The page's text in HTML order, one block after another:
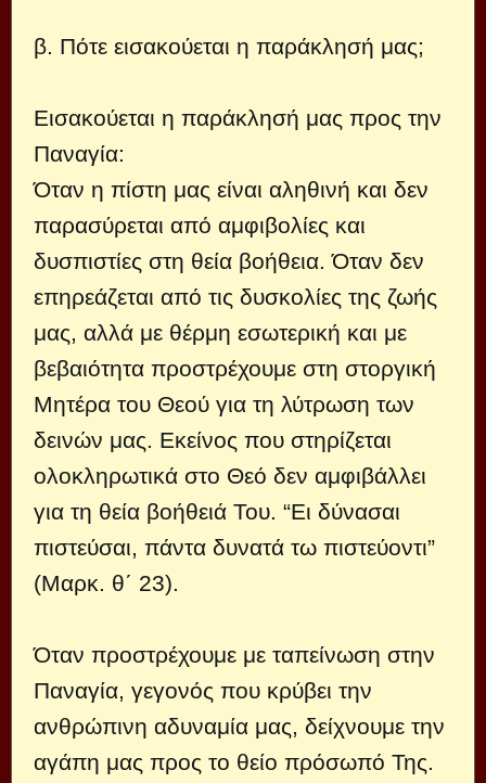
β. Πότε εισακούεται η παράκλησή μας;
Εισακούεται η παράκλησή μας προς την
Παναγία:
Όταν η πίστη μας είναι αληθινή και δεν
παρασύρεται από αμφιβολίες και
δυσπιστίες στη θεία βοήθεια. Όταν δεν
επηρεάζεται από τις δυσκολίες της ζωής
μας, αλλά με θέρμη εσωτερική και με
βεβαιότητα προστρέχουμε στη στοργική
Μητέρα του Θεού για τη λύτρωση των
δεινών μας. Εκείνος που στηρίζεται
ολοκληρωτικά στο Θεό δεν αμφιβάλλει
για τη θεία βοήθειά Του. “Ει δύνασαι
πιστεύσαι, πάντα δυνατά τω πιστεύοντι”
(Μαρκ. θ΄ 23).
Όταν προστρέχουμε με ταπείνωση στην
Παναγία, γεγονός που κρύβει την
ανθρώπινη αδυναμία μας, δείχνουμε την
αγάπη μας προς το θείο πρόσωπό Της.